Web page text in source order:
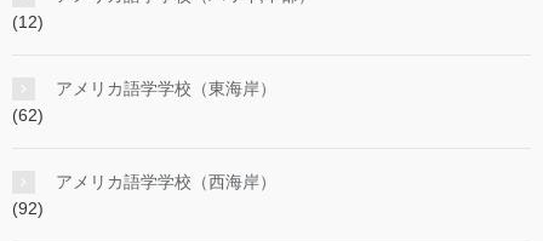
(12)
アメリカ語学学校（東海岸）
(62)
アメリカ語学学校（西海岸）
(92)